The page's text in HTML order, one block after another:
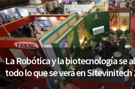
La Robótica y la biotecnología se
todo lo que se verá en Sitevinitech